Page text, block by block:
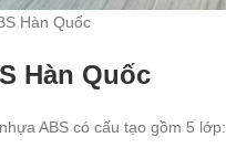
Hàn Quốc
Hàn Quốc
ABS có cấu tạo gồm 5 lớp: